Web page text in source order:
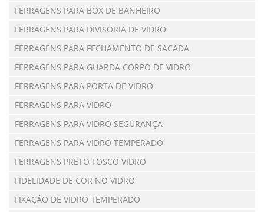
FERRAGENS PARA BOX DE BANHEIRO
FERRAGENS PARA DIVISÓRIA DE VIDRO
FERRAGENS PARA FECHAMENTO DE SACADA
FERRAGENS PARA GUARDA CORPO DE VIDRO
FERRAGENS PARA PORTA DE VIDRO
FERRAGENS PARA VIDRO
FERRAGENS PARA VIDRO SEGURANÇA
FERRAGENS PARA VIDRO TEMPERADO
FERRAGENS PRETO FOSCO VIDRO
FIDELIDADE DE COR NO VIDRO
FIXAÇÃO DE VIDRO TEMPERADO